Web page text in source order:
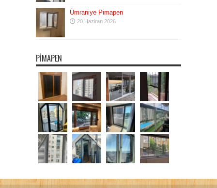
Ümraniye Pimapen
20 Haziran 2026
PIMAPEN